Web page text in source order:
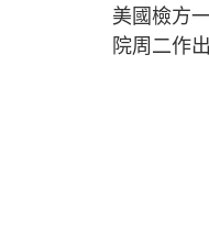
美國檢方
院周二作